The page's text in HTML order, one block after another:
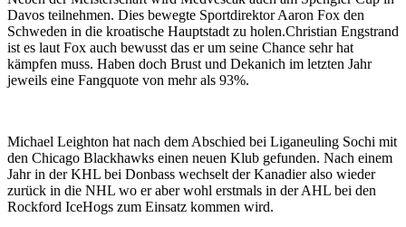
Davos teilnehmen. Dies bewegte Sportdirektor Aaron Fox den
Schweden in die kroatische Hauptstadt zu holen.Christian Engstrand
ist es laut Fox auch bewusst das er um seine Chance sehr hat
kämpfen muss. Haben doch Brust und Dekanich im letzten Jahr
jeweils eine Fangquote von mehr als 93%.
Michael Leighton hat nach dem Abschied bei Liganeuling Sochi mit
den Chicago Blackhawks einen neuen Klub gefunden. Nach einem
Jahr in der KHL bei Donbass wechselt der Kanadier also wieder
zurück in die NHL wo er aber wohl erstmals in der AHL bei den
Rockford IceHogs zum Einsatz kommen wird.